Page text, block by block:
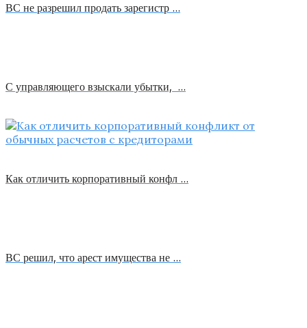
ВС не разрешил продать зарегистр …
С управляющего взыскали убытки, …
Как отличить корпоративный конфл …
ВС решил, что арест имущества не …